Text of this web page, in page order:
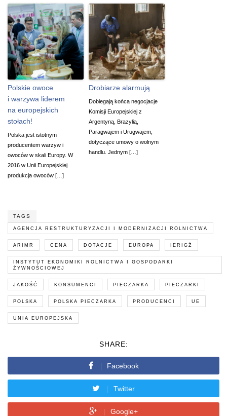
Polskie owoce
i warzywa liderem
na europejskich
stołach!
Polska jest istotnym
producentem warzyw i
owoców w skali Europy. W
2016 w Unii Europejskiej
produkcja owoców […]
Drobiarze alarmują
Dobiegają końca negocjacje
Komisji Europejskiej z
Argentyną, Brazylią,
Paragwajem i Urugwajem,
dotyczące umowy o wolnym
handlu. Jednym […]
TAGS
AGENCJA RESTRUKTURYZACJI I MODERNIZACJI ROLNICTWA
ARIMR CENA DOTACJE EUROPA IERIGŻ
INSTYTUT EKONOMIKI ROLNICTWA I GOSPODARKI
ŻYWNOŚCIOWEJ
JAKOŚĆ KONSUMENCI PIECZARKA PIECZARKI
POLSKA POLSKA PIECZARKA PRODUCENCI UE
UNIA EUROPEJSKA
SHARE:
Facebook
Twitter
Google+